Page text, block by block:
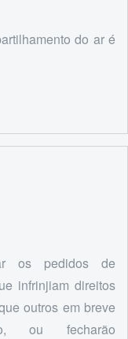
do ar é
os pedidos de
infrinjiam direitos
outros em breve
ou fecharão